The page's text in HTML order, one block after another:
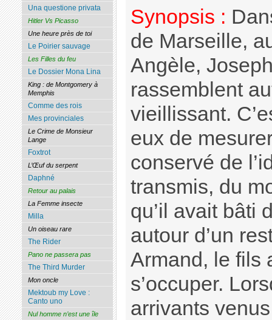
Synopsis :
de Marseille,
Angèle,
rassemblent
vieillissant.
eux de
conservé de
transmis, du
qu’il avait bâti
autour d’un
Armand, le fils
s’occuper.
arrivants
Una questione privata
Hitler Vs Picasso
Une heure près de toi
Le Poirier sauvage
Les Filles du feu
Le Dossier Mona Lina
King : de Montgomery à
Memphis
Comme des rois
Mes provinciales
Le Crime de Monsieur
Lange
Foxtrot
L’Œuf du serpent
Daphné
Retour au palais
La Femme insecte
Milla
Un oiseau rare
The Rider
Pano ne passera pas
The Third Murder
Mon oncle
Mektoub my Love :
Canto uno
Nul homme n’est une île